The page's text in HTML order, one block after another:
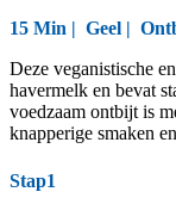
15 Min | Geel |
Deze veganistische
havermelk en bevat
voedzaam ontbijt is
knapperige smaken
Stap1